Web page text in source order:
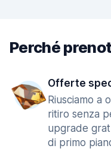
Perché
Offerte
Riusciamo a
ritiro senza
upgrade
di primo